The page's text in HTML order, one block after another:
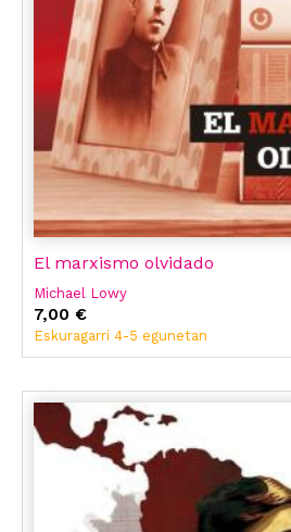
El marxismo olvidado
Michael Lowy
7,00 €
Eskuragarri 4-5 egunetan